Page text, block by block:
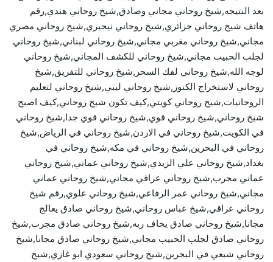
بعد النتيجه,شيخ روحاني مجاني وصادق,شيخ روحاني هندي,رقم
هاتف شيخ روحاني جزائري,شيخ روحاني نيجيري,شيخ روحاني مصري
مجاني,شيخ روحاني مغربي مجاني,شيخ روحاني لبناني,شيخ روحاني
لجلب الحبيب مجاني,شيخ روحاني للكشف المجاني,شيخ روحاني
لوجه الله,شيخ روحاني لفك السحر,شيخ روحاني للتفريق,شيخ
روحاني لاستخراج الكنوز,شيخ روحاني ليبي,شيخ روحاني لتعليم
الروحانيات,شيخ روحاني كويتي,كيف تكون شيخ روحاني,كيف اصبح
شيخ روحاني,شيخ روحاني قوي,شيخ روحاني قوي جدا,شيخ روحاني
في الكويت,شيخ روحاني في الاردن,شيخ روحاني في الرياض,شيخ
روحاني في البحرين,شيخ روحاني في مكه,شيخ روحاني في
بغداد,شيخ روحاني علي الزيدي,شيخ روحاني عماني,شيخ روحاني
عماني مجرب,شيخ روحاني عراقي مجاني,شيخ روحاني عماني
مجاني,شيخ روحاني عمر الرفاعي,شيخ روحاني علوي,رقم شيخ
روحاني عراقي,شيخ عباس روحاني,شيخ روحاني صادق يعالج
مجانا,شيخ روحاني صادق يخاف ربه,شيخ روحاني صادق مجرب,شيخ
روحاني صادق لجلب الحبيب مجاني,شيخ روحاني صادق مجانا,شيخ
روحاني شيعي في البحرين,شيخ روحاني سعودي ابو غازي,شيخ